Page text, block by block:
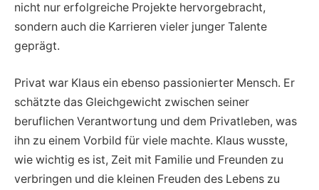
nicht nur erfolgreiche Projekte hervorgebracht,
sondern auch die Karrieren vieler junger Talente
geprägt.
Privat war Klaus ein ebenso passionierter Mensch. Er
schätzte das Gleichgewicht zwischen seiner
beruflichen Verantwortung und dem Privatleben, was
ihn zu einem Vorbild für viele machte. Klaus wusste,
wie wichtig es ist, Zeit mit Familie und Freunden zu
verbringen und die kleinen Freuden des Lebens zu